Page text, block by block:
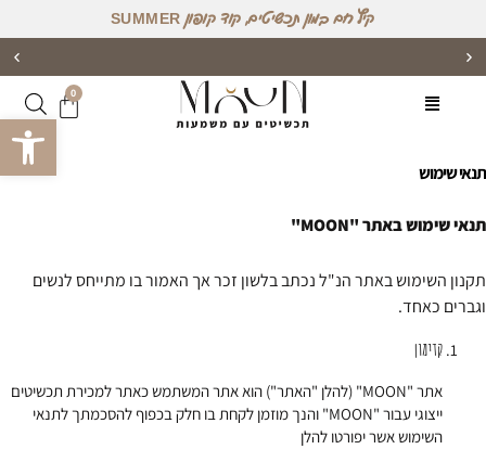
פתח
קיץ חם במון תכשיטים, קוד קופון SUMMER
אפשרות למשלוח מהיום למחר לרוב הישובים בארץ! 0
תנאי שימוש
תנאי שימוש באתר "MOON"
תקנון השימוש באתר הנ"ל נכתב בלשון זכר אך האמור בו מתייחס לנשים
וגברים כאחד.
קדימון
אתר "MOON" (להלן "האתר") הוא אתר המשתמש כאתר למכירת תכשיטים
ייצוגי עבור "MOON" והנך מוזמן לקחת בו חלק בכפוף להסכמתך לתנאי
השימוש אשר יפורטו להלן